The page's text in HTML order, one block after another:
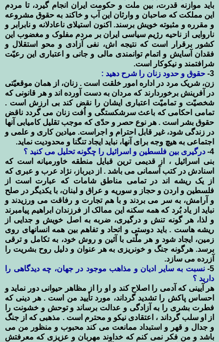
باید موازنه قدرت، بین ملت و حکومت ایران انجام گیرد، تا مردم
این مملکت که صاحبان و وارثان این آب و خاکند به حقوق مشروعه
و مقرره و مثبوته خویش برسند. اکنون استیلای ناعادلانه و نابرابر و
ناروایی از ناحیه رژیم سیاسی ایران بر مردم مفلوک و مغضوب این
کشور برقرار است که نتیجه اش، نفی آزادی و محو استقلال و
فقدان آسایش و اتمام توانمندی مالی و جانی و اعتباری این رعیّت
شرافتمند و نیکوکار است.
3- حقوق و حدود زنان را شرح دهید :
زن، شریک مرد در اداره امور خلقت است . زنان، از همان موقعیّتی
در آفرینش برخوردارند که مردان به دست آورده اند و هر قانونی که
شخصیّت و تمامیّت اعتباری ایشان را نقض کند بی ارزش است .
تمامی احکامی که باعث سرشکستگی و اُفت زنان می گردد ناقض
حقوق بشر است . هر نوع حصر و حدّی که موجب تقلیل کامیابی آنها
در زندگی شود، غیر قابل احترام و اجراست. میادین کاری و علمی و
اجتماعی به هیچ وجه برای آنها، نباید ایجاد تنگنا و محدودیت نماید.
4- درگیری بین فلسطین و اسرائیل را چگونه تحلیل می کنید ؟
بنی اسرائیل ، از قدیمی ترین قبایل منطقه خاورمیانه است که
اسنادش در کتب آسمانی می باشد . از دیرباز، نژاد عرب و عبری که
از یک ریشه اند در تمامی مناطق شامات که عبارت است از
فلسطین و اردن و حجاز و سوریه و عراق و لبنان، با یکدیگر در صلح
و آرامش، به سر می بردند و با هم تجارت و رفاقت می ورزیدند و
نباید از یاد بُرد که همه سکنه این ممالک از فرزندان ابراهیم پیامبرند
و لذا، هر گونه تنش و درگیری، ضربه به اصل خویش و جدایی از
ریشه هاست . باید دوستی و اتحاد و تفاهم بین همه انسانهای روی
زمین، ایجاد شود و هر ملّتی با آئین و روش خود، به تکامل و ترقی
برسد. هرگونه جنگ و خونریزی به هر عنوان و دلیل روح بشریت را
آزرده می سازد.
5-
نسبت به سایر ادیان و مذاهب موجود در جهان، چه دیدگاهی را
دارید ؟
هر آیینی که آدمی را اصلاح کند و او را از مظاهر حیوانی دور نماید و
احساس پاکش را تشدید گرداند، مورد تأیید من است . هر دینی که
فطرت بشری را به آزادگی و عدالت برساند و توحش و خشونت را
از او سلب گرداند ، اعتقادی نیکو و محترم است . مذهبی که از جنگ
و جدال و قهر و استبداد ممانعت می کند محبوب و منظور من می
باشد و من فکر نمی کنم که خداوند مهربان و عزیزی که معرفتش